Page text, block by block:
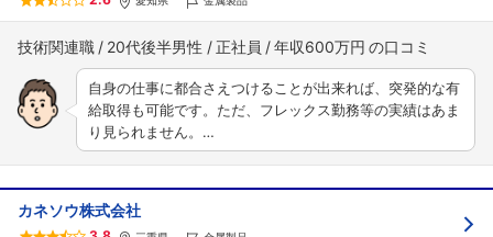
技術関連職 20代後半男性 正社員 年収600万円
自身の仕事に都合さえつけることが出来れば、突発的な有
給取得も可能です。ただ、フレックス勤務等の実績はあま
り見られません。…
カネソウ株式会社